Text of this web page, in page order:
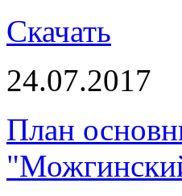
Скачать
24.07.2017
План